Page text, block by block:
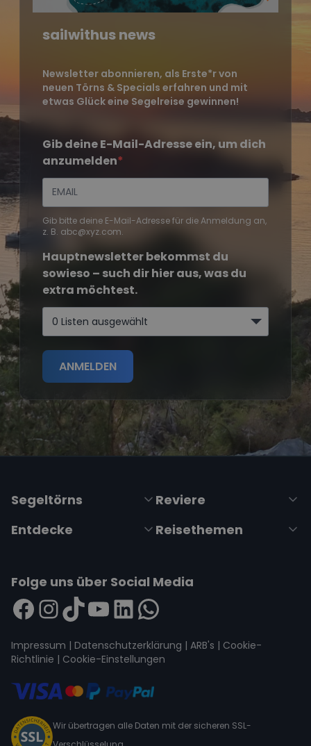
sailwithus news
Newsletter abonnieren, als Erste*r von
neuen Törns & Specials erfahren und mit
etwas Glück eine Segelreise gewinnen!
Gib deine E-Mail-Adresse ein, um dich
anzumelden
Gib bitte deine E-Mail-Adresse für die Anmeldung an,
z. B. abc@xyz.com.
Hauptnewsletter bekommst du
sowieso – such dir hier aus, was du
extra möchtest.
0 Listen ausgewählt
ANMELDEN
Segeltörns
Reviere
Entdecke
Reisethemen
Folge uns über Social Media
Impressum | Datenschutzerklärung | ARB's | Cookie-
Richtlinie | Cookie-Einstellungen
Wir übertragen alle Daten mit der sicheren SSL-